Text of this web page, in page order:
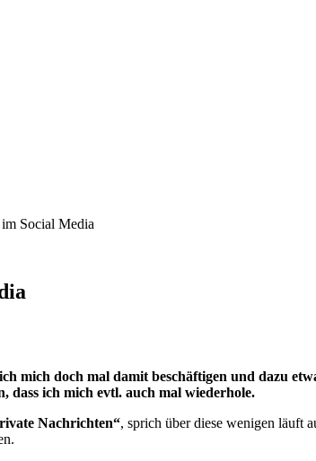
Social Media
mich doch mal damit beschäftigen und dazu
dass ich mich evtl. auch mal wiederhole.
Nachrichten“, sprich über diese wenigen läuft